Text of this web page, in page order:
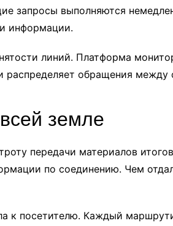
запросы выполняются
информации.
линий. Платформа
распределяет обращения
земле
передачи материалов
по соединению. Чем
к посетителю. Каждый